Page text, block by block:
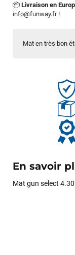
Mat en très bon
📦 Livraison en
info@funway.fr!
En savoir
Mat gun select